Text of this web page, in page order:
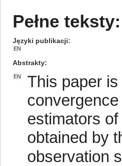
Pełne teksty:
Języki publikacji
EN
Abstrakty
EN
This paper
estimators
obtained by
observation